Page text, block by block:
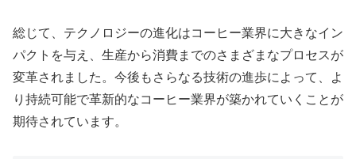
総じて、テクノロジーの進化はコーヒー業界に大きなイン
パクトを与え、生産から消費までのさまざまなプロセスが
変革されました。今後もさらなる技術の進歩によって、よ
り持続可能で革新的なコーヒー業界が築かれていくことが
期待されています。